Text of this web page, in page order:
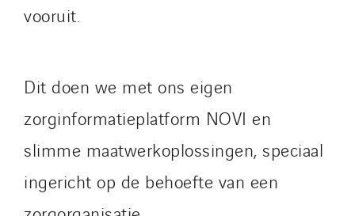
vooruit.
Dit doen we met ons eigen
zorginformatieplatform NOVI en
slimme maatwerkoplossingen, speciaal
ingericht op de behoefte van een
Germany
Morocco
Netherlands
Nordic countries
Norway
Poland
Portugal